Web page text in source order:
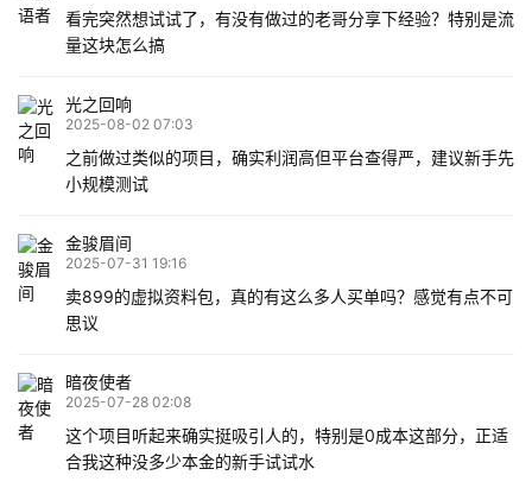
看完突然想试试了，有没有做过的老哥分享下经验？特别是流
量这块怎么搞
光之回响
2025-08-02 07:03
之前做过类似的项目，确实利润高但平台查得严，建议新手先
小规模测试
金骏眉间
2025-07-31 19:16
卖899的虚拟资料包，真的有这么多人买单吗？感觉有点不可
思议
暗夜使者
2025-07-28 02:08
这个项目听起来确实挺吸引人的，特别是0成本这部分，正适
合我这种没多少本金的新手试试水